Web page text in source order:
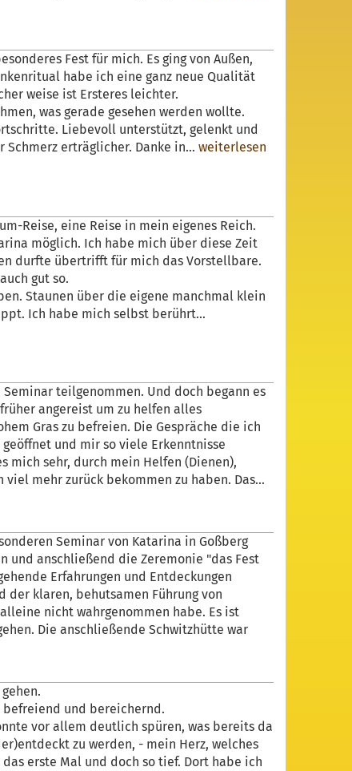
Fest für mich. Es ging von Außen,
habe ich eine ganz neue Qualität
weise ist Ersteres leichter.
was gerade gesehen werden wollte.
Liebevoll unterstützt, gelenkt und
erträglicher. Danke in...weiterlesen
Reise, eine Reise in mein eigenes Reich.
möglich. Ich habe mich über diese Zeit
durfte übertrifft für mich das Vorstellbare.
gut so.
Staunen über die eigene manchmal klein
Ich habe mich selbst berührt...
teilgenommen. Und doch begann es
angereist um zu helfen alles
Gras zu befreien. Die Gespräche die ich
und mir so viele Erkenntnisse
mich sehr, durch mein Helfen (Dienen),
mehr zurück bekommen zu haben. Das...
Seminar von Katarina in Goßberg
und anschließend die Zeremonie "das Fest
Erfahrungen und Entdeckungen
der klaren, behutsamen Führung von
nicht wahrgenommen habe. Es ist
Die anschließende Schwitzhütte war
befreiend und bereichernd.
vor allem deutlich spüren, was bereits da
zu werden, - mein Herz, welches
erste Mal und doch so tief. Dort habe ich